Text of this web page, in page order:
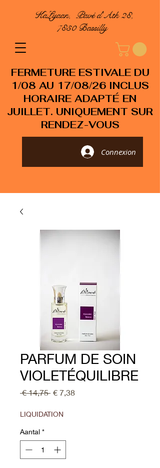
KaLyaan, Pavé d'Ath 28,
7830 Bassilly
Connexion
FERMETURE ESTIVALE DU
1/08 AU 17/08/26 INCLUS
HORAIRE ADAPTÉ EN
JUILLET. UNIQUEMENT SUR
RENDEZ-VOUS
PARFUM DE SOIN
VIOLETÉQUILIBRE
€ 14,75 Normale
€ 7,38Verkoopprijs
LIQUIDATION
Aantal *